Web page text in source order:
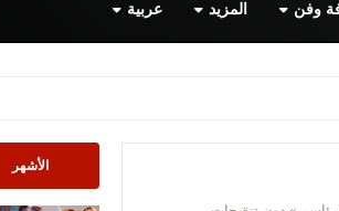
وفن المزيد عربية
الأشهر